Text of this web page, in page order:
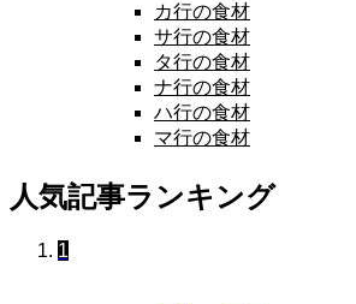
カ行の食材
サ行の食材
タ行の食材
ナ行の食材
ハ行の食材
マ行の食材
人気記事ランキング
1